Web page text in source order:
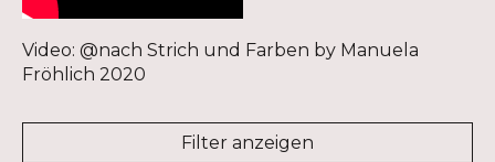
Video: @nach Strich und Farben by Manuela
Fröhlich 2020
Filter anzeigen